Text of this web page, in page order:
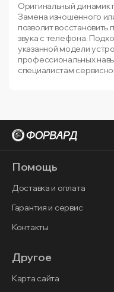
Оригинальный динамик
Замена изношенного
позволит
звука с телефона.
указанной модели
профессиональных
специалистам
Помощь
Доставка и оплата
Гарантия и сервис
Контакты
Другое
Карта сайта